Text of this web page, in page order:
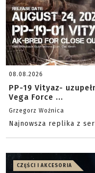
08.08.2026
PP-19 Vityaz-
Vega Force ...
Grzegorz Woźnica
Najnowsza replika z
CZĘŚCI I AKCESORIA